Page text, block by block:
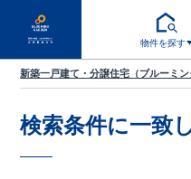
物件を探す
新築一戸建て・分譲住宅（ブルーミ
検索条件に一致